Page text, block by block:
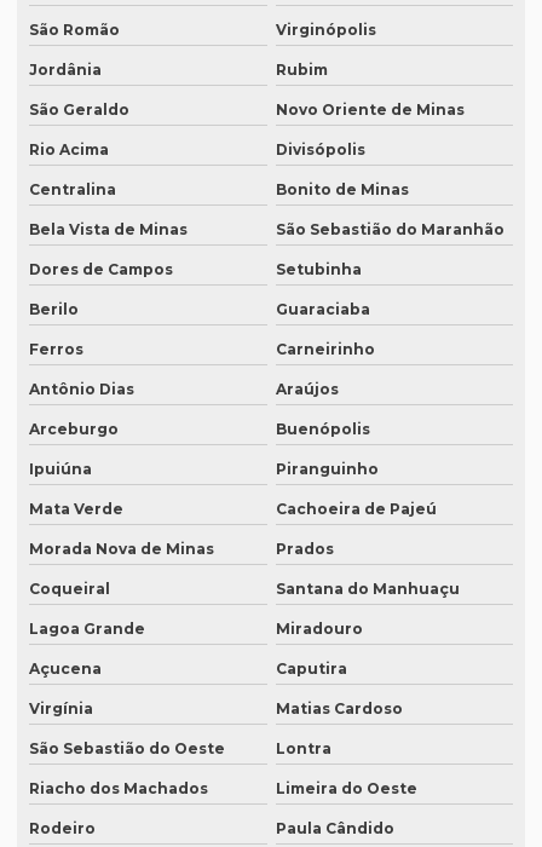
Preço tradução português inglês
Preço tradução russo português
Preço tradução simultânea
Preço tradução técnica
Preço tradutor juramentado
Preço de um artigo científico
Profissional que realiza a tradução simultânea
Quais documentos precisam de tradução juramentada
Qual a diferença entre tradução simples para tradução
juramentada?
Qual é a melhor empresa de tradução em SP?
Qual é o preço da tradução simultânea?
Qual o preço de uma tradução juramentada italiano?
Qual o valor da tradução juramentada
Qual o valor de tradução por página?
Qual é o valor de um artigo científico
Quando eu preciso de uma tradução juramentada?
Quanto custa a diária tradução simultânea
São Romão Virginópolis
Jordânia Rubim
São Geraldo Novo Oriente de Minas
Rio Acima Divisópolis
Centralina Bonito de Minas
Bela Vista de Minas São Sebastião do Maranhão
Dores de Campos Setubinha
Berilo Guaraciaba
Ferros Carneirinho
Antônio Dias Araújos
Arceburgo Buenópolis
Ipuiúna Piranguinho
Mata Verde Cachoeira de Pajeú
Morada Nova de Minas Prados
Coqueiral Santana do Manhuaçu
Lagoa Grande Miradouro
Açucena Caputira
Virgínia Matias Cardoso
São Sebastião do Oeste Lontra
Riacho dos Machados Limeira do Oeste
Rodeiro Paula Cândido